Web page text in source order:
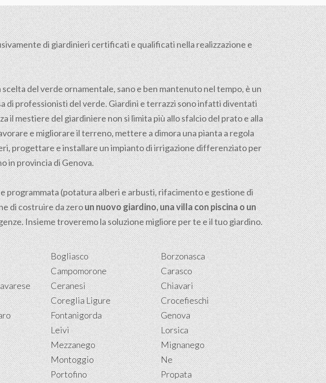
di giardinieri certificati e qualificati nella realizzazione e
del verde ornamentale, sano e ben mantenuto nel tempo, è un
di professionisti del verde. Giardini e terrazzi sono infatti diventati
il mestiere del giardiniere non si limita più allo sfalcio del prato e alla
e migliorare il terreno, mettere a dimora una pianta a regola
progettare e installare un impianto di irrigazione differenziato per
in provincia di Genova.
e programmata (potatura alberi e arbusti, rifacimento e gestione di
di costruire da zeroun nuovo giardino, una villa con piscina o un
Insieme troveremo la soluzione migliore per te e il tuo giardino.
Bogliasco
Borzonasca
Campomorone
Carasco
Ceranesi
Chiavari
Coreglia Ligure
Crocefieschi
Fontanigorda
Genova
Leivi
Lorsica
Mezzanego
Mignanego
Montoggio
Ne
Portofino
Propata